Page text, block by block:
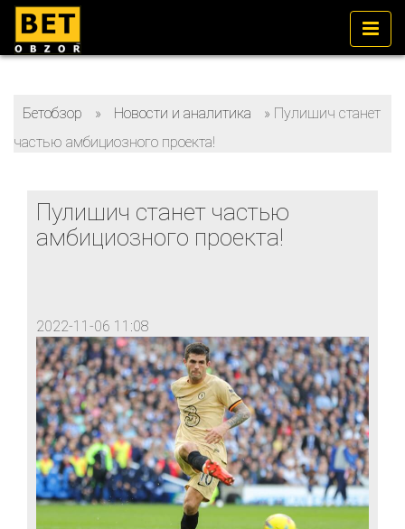
Бетобзор » Новости и аналитика » Пулишич станет
частью амбициозного проекта!
Пулишич станет частью
амбициозного проекта!
2022-11-06 11:08